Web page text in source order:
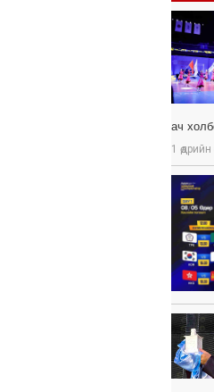
ач
1 өдрийн